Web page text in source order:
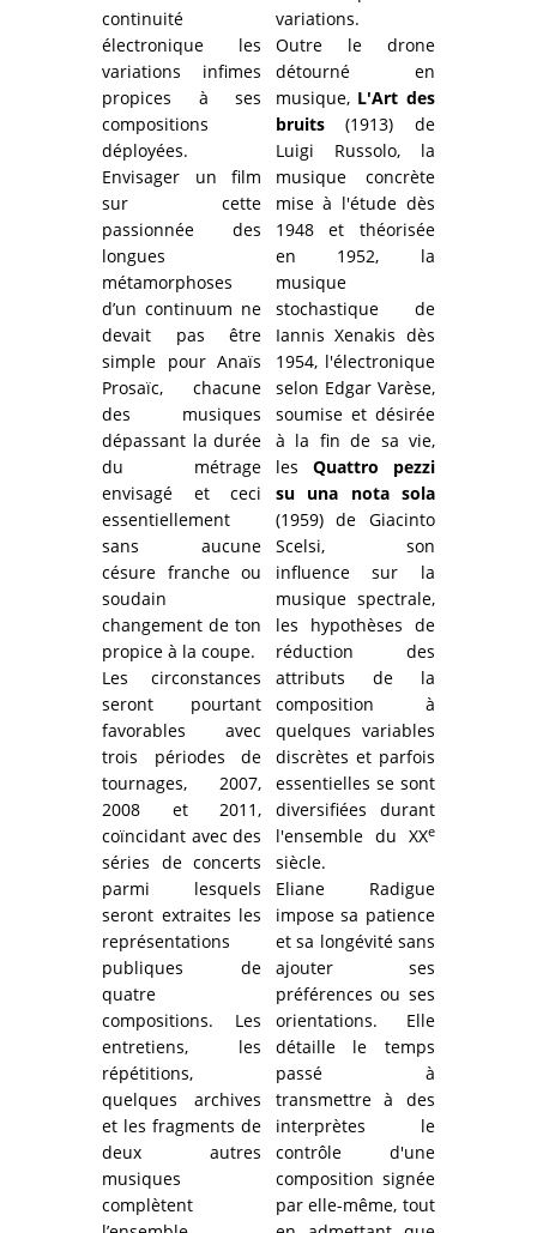
continuité
électronique les
variations infimes
propices à ses
compositions
déployées.
Envisager un film
sur cette
passionnée des
longues
métamorphoses
d’un continuum ne
devait pas être
simple pour Anais
Prosaic, chacune
des musiques
dépassant la durée
du métrage
envisagé et ceci
essentiellement
sans aucune
césure franche ou
soudain
changement de ton
propice à la coupe.
Les circonstances
seront pourtant
favorables avec
trois périodes de
tournages, 2007,
2008 et 2011,
coïncidant avec des
séries de concerts
parmi lesquels
seront extraites les
représentations
publiques de
quatre
compositions. Les
entretiens, les
répétitions,
quelques archives
et les fragments de
deux autres
musiques
complètent
variations.
Outre le drone
détourné en
musique, L'Art des
bruits(1913) de
Luigi Russolo, la
musique concrète
mise à l'étude dès
1948 et théorisée
en 1952, la
musique
stochastique de
Iannis Xenakis dès
1954, l'électronique
selon Edgar Varèse,
soumise et désirée
à la fin de sa vie,
les Quattro pezzi
su una nota sola
(1959)de Giacinto
Scelsi, son
influence sur la
musique spectrale,
les hypothèses de
réduction des
attributs de la
composition à
quelques variables
discrètes et parfois
essentielles se sont
diversifiées durant
l'ensemble du XXe
siècle.
Eliane Radigue
impose sa patience
et sa longévité sans
ajouter ses
préférences ou ses
orientations. Elle
détaille le temps
passé à
transmettre à des
interprètes le
contrôle d'une
composition signée
par elle-même, tout